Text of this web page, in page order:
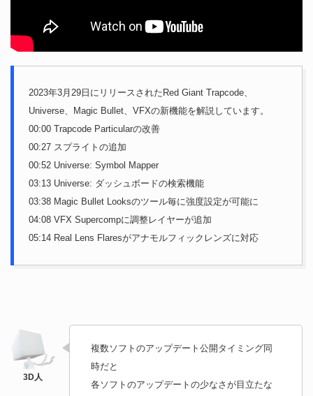
2023年3月29日にリリースされたRed Giant Trapcode、
Universe、Magic Bullet、VFXの新機能を解説しています。
00:00 Trapcode Particularの改善
00:27 スプライトの追加
00:52 Universe: Symbol Mapper
03:13 Universe: ダッシュボードの検索機能
03:38 Magic Bullet Looksのツール毎に強度設定が可能に
04:08 VFX Supercompに調整レイヤーが追加
05:14 Real Lens Flaresがアナモルフィックレンズに対応
複数ソフトのアップデート公開タイミング同
時だと
各ソフトのアップデートの少なさが目立たな